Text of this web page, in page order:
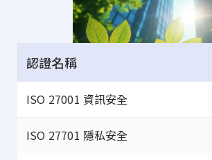
認證名稱
ISO 27001 資訊安全
ISO 27701 隱私安全